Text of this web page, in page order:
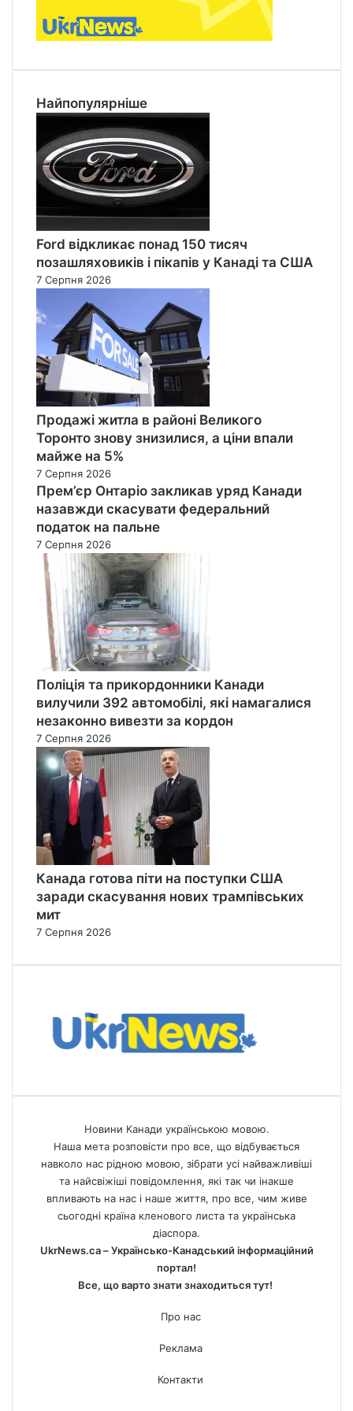
Найпопулярніше
Ford відкликає понад 150 тисяч
позашляховиків і пікапів у Канаді та США
7 Серпня 2026
Продажі житла в районі Великого
Торонто знову знизилися, а ціни впали
майже на 5%
7 Серпня 2026
Прем’єр Онтаріо закликав уряд Канади
назавжди скасувати федеральний
податок на пальне
7 Серпня 2026
Поліція та прикордонники Канади
вилучили 392 автомобілі, які намагалися
незаконно вивезти за кордон
7 Серпня 2026
Канада готова піти на поступки США
заради скасування нових трампівських
мит
7 Серпня 2026
Новини Канади українською мовою.
Наша мета розповісти про все, що відбувається
навколо нас рідною мовою, зібрати усі найважливіші
та найсвіжіші повідомлення, які так чи інакше
впливають на нас і наше життя, про все, чим живе
сьогодні країна кленового листа та українська
діаспора.
UkrNews.ca – Українсько-Канадський інформаційний
портал!
Все, що варто знати знаходиться тут!
Про нас
Реклама
Контакти